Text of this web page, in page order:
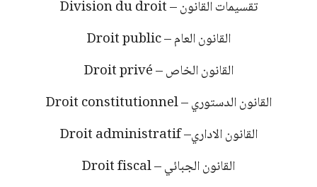
Division du droit –تقسيمات القانون
Droit public –القانون العام
Droit privé –القانون الخاص
Droit constitutionnel –القانون الدستوري
Droit administratif –القانون الاداري
Droit fiscal –القانون الجبائي